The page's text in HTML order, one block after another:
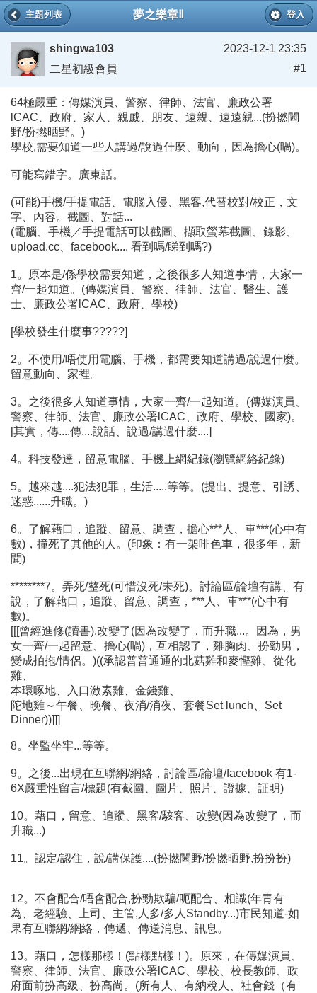
夢之樂章Ⅱ
主題列表 登入
shingwa103
二星初級會員
2023-12-1 23:35
#1
64極嚴重：傳媒演員、警察、律師、法官、廉政公署
lCAC、政府、家人、親戚、朋友、遠親、遠遠親...(扮撚閪
野/扮撚晒野。)
學校,需要知道一些人講過/說過什麼、動向，因為擔心(喎)。
可能寫錯字。廣東話。
(可能)手機/手提電話、電腦入侵、黑客,代替校對/校正，文
字、內容。截圖、對話...
(電腦、手機／手提電話可以截圖、擷取螢幕截圖、錄影、
upload.cc、facebook.... 看到嗎/睇到嗎?)
1。原本是/係學校需要知道，之後很多人知道事情，大家一
齊/一起知道。(傳媒演員、警察、律師、法官、醫生、護
士、廉政公署lCAC、政府、學校)
[學校發生什麼事?????]
2。不使用/唔使用電腦、手機，都需要知道講過/說過什麼。
留意動向、家裡。
3。之後很多人知道事情，大家一齊/一起知道。(傳媒演員、
警察、律師、法官、廉政公署lCAC、政府、學校、國家)。
[其實，傳....傳....說話、說過/講過什麼....]
4。科技發達，留意電腦、手機上網紀錄(瀏覽網絡紀錄)
5。越來越....犯法犯罪，生活.....等等。(提出、提意、引誘、
迷惑......升職。)
6。了解藉口，追蹤、留意、調查，擔心***人、車***(心中有
數)，撞死了其他的人。(印象：有一架啡色車，很多年，新
聞)
********7。弄死/整死(可惜沒死/未死)。討論區/論壇有講、有
說，了解藉口，追蹤、留意、調查，***人、車***(心中有
數)。
[[[曾經進修(讀書),改變了(因為改變了，而升職...。因為，男
女一齊/一起留意、擔心(喎)，互相認了，雞胸肉、扮勁男，
變成拍拖/情侶。)((承認普普通通的北菇雞和麥慳雞、從化
雞、
本環啄地、入口激素雞、金錢雞、
陀地雞～午餐、晚餐、夜消/消夜、套餐Set lunch、Set
Dinner))]]]
8。坐監坐牢...等等。
9。之後...出現在互聯網/網絡，討論區/論壇/facebook 有1-
6X嚴重性留言/標題(有截圖、圖片、照片、證據、証明)
10。藉口，留意、追蹤、黑客/駭客、改變(因為改變了，而
升職...)
11。認定/認住，說/講保護....(扮撚閪野/扮撚晒野,扮扮扮)
12。不會配合/唔會配合,扮勁欺騙/呃配合、相識(年青有
為、老經驗、上司、主管,人多/多人Standby...)市民知道-如
果有互聯網/網絡，傳遞、傳送消息、訊息。
13。藉口，怎樣那樣！(點樣點樣！)。原來，在傳媒演員、
警察、律師、法官、廉政公署lCAC、學校、校長教師、政
府面前扮高級、扮高尚。(所有人、有納稅人、社會錢（有